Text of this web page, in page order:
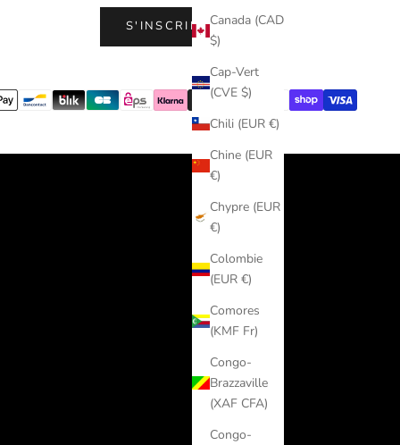
Canada (CAD
$)
Cap-Vert
(CVE $)
Chili (EUR €)
Chine (EUR
€)
Chypre (EUR
€)
Colombie
(EUR €)
Comores
(KMF Fr)
Congo-
Brazzaville
(XAF CFA)
Congo-
S'INSCRIRE